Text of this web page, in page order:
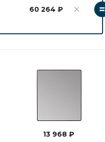
60 264 ₽ =
13 968 ₽